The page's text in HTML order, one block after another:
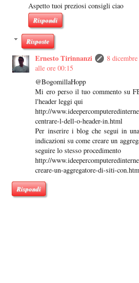
Aspetto tuoi preziosi consigli ciao
Rispondi
Risposte
Ernesto Tirinnanzi
8
alle ore 00:15
@BogomillaHopp
Mi ero perso il tuo commento su
l'header leggi qui
http://
centrare-l-dell-o-header-in.html
Per inserire i blog che segui in
indicazioni su come creare un
seguire lo stesso procedimento
http://
creare-un-aggregatore-di-siti-
Rispondi